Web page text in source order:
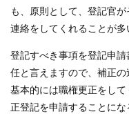
も、原則として、登記官
連絡をしてくれることが多
登記すべき事項を登記申
任と言えますので、補正の
基本的には職権更正をし
正登記を申請することにな